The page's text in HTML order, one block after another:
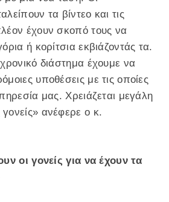
τα βίντεο και τις
έχουν σκοπό τους να
ή κορίτσια εκβιάζοντάς τα.
διάστημα έχουμε να
υποθέσεις με τις οποίες
μας. Χρειάζεται μεγάλη
ανέφερε ο κ.
οι γονείς για να έχουν τα